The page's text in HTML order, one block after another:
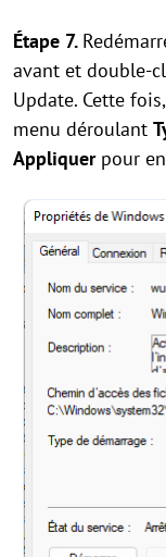
Étape 7.
avant et double-
Update. Cette
menu déroulant
Appliquerpour